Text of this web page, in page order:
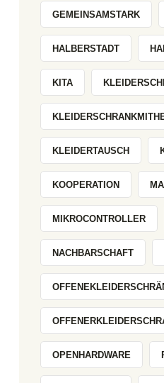
GEMEINSAMSTARK
HALBERSTADT
KITA
KLEIDERTAUSCH
KOOPERATION
MIKROCONTROLLER
NACHBARSCHAFT
OPENHARDWARE